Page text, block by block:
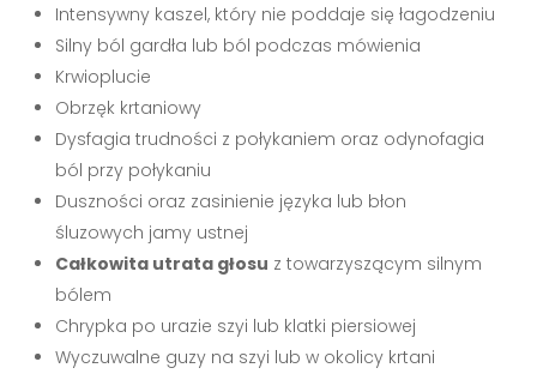
Intensywny kaszel, który nie poddaje się łagodzeniu
Silny ból gardła lub ból podczas mówienia
Krwioplucie
Obrzęk krtaniowy
Dysfagia trudności z połykaniem oraz odynofagia
ból przy połykaniu
Duszności oraz zasinienie języka lub błon
śluzowych jamy ustnej
Całkowita utrata głosu z towarzyszącym silnym
bólem
Chrypka po urazie szyi lub klatki piersiowej
Wyczuwalne guzy na szyi lub w okolicy krtani